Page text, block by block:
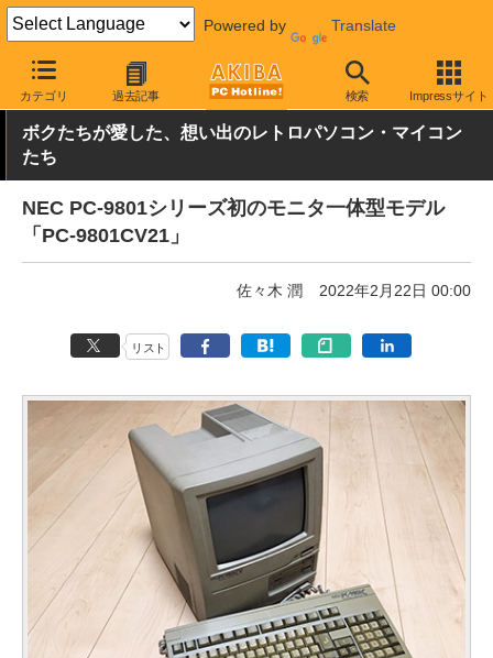
Powered by Translate
カテゴリ 過去記事 検索 Impressサイト
AKIBA PC Hotline! PC本体・ソフト その他
ボクたちが愛した、想い出のレトロパソコン・マイコン
たち
NEC PC-9801シリーズ初のモニタ一体型モデル
「PC-9801CV21」
佐々木 潤 2022年2月22日 00:00
リスト